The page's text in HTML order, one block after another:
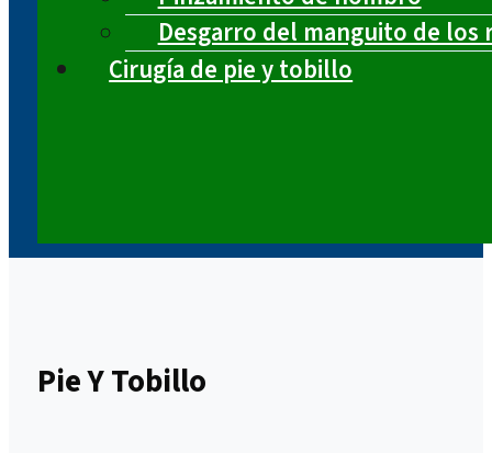
Desgarro del manguito de los
Cirugía de pie y tobillo
Pie Y Tobillo